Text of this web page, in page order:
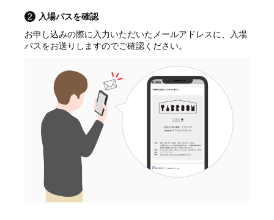
2
入場パスを確認
お申し込みの際に入力いただいたメールアドレスに、入場
パスをお送りしますのでご確認ください。